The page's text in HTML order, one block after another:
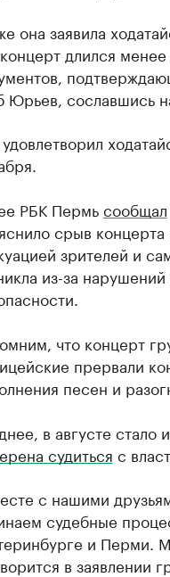
она заявила
длился
Юрьев, сославшись
РБК Пермьсообщал
срыв
зрителей и
из-за
что концерт
прервали
песен и
в августе стало
судиться с
с нашими
судебные
и Перми.
в заявлении